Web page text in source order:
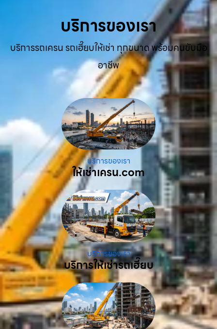
บริการของเรา
บริการรถเครน รถเฮี๊ยบให้เช่า ทุกขนาด พร้อมคนขับมือ
อาชีพ
บริการของเรา
ให้เช่าเครน.com
บริการของเรา
บริการให้เช่ารถเฮี๊ยบ